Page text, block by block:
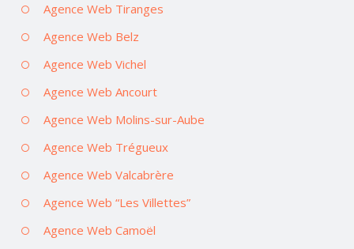
Agence Web Tiranges
Agence Web Belz
Agence Web Vichel
Agence Web Ancourt
Agence Web Molins-sur-Aube
Agence Web Trégueux
Agence Web Valcabrère
Agence Web “Les Villettes”
Agence Web Camoël